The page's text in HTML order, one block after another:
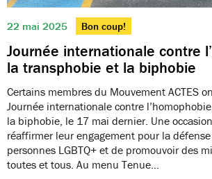
22 mai 2025 Bon coup!
Journée internationale contre
la transphobie et la biphobie
Certains membres du Mouvement ACTES
Journée internationale contre
la biphobie, le 17 mai dernier. Une
réaffirmer leur engagement pour la
personnes LGBTQ+ et de promouvoir des
toutes et tous. Au menu Tenue…